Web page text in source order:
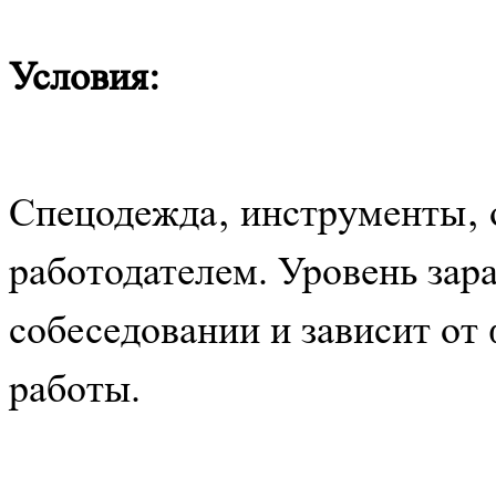
Условия:
Спецодежда‚ инструменты‚
работодателем. Уровень
собеседовании и зависит
работы.